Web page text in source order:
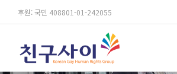
후원: 국민 408801-01-242055